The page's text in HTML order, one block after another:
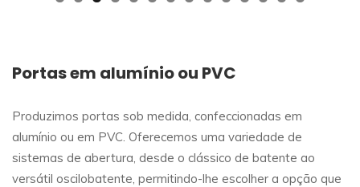
Portas em alumínio ou PVC
Produzimos portas sob medida, confeccionadas em
alumínio ou em PVC. Oferecemos uma variedade de
sistemas de abertura, desde o clássico de batente ao
versátil oscilobatente, permitindo-lhe escolher a opção que